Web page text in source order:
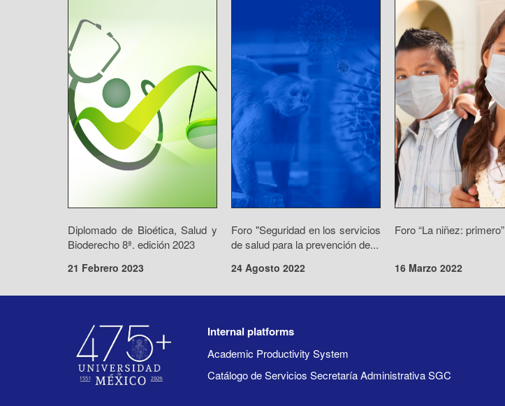
Diplomado de Bioética, Salud y
Bioderecho 8ª. edición 2023
21 Febrero 2023
Foro "Seguridad en los servicios
de salud para la prevención de...
24 Agosto 2022
Foro “La niñez: primero”
16 Marzo 2022
Internal platforms
Academic Productivity System
Catálogo de Servicios Secretaría Administrativa SGC